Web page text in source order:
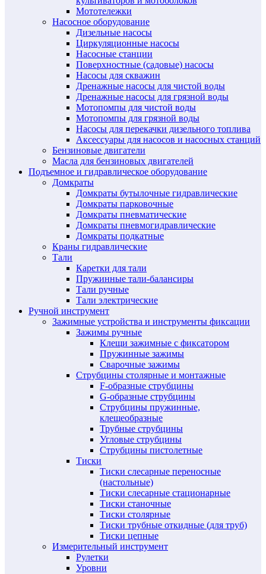
Мототележки
Насосное оборудование
Дизельные насосы
Циркуляционные насосы
Насосные станции
Поверхностные (садовые) насосы
Насосы для скважин
Дренажные насосы для чистой воды
Дренажные насосы для грязной воды
Мотопомпы для чистой воды
Мотопомпы для грязной воды
Насосы для перекачки дизельного топлива
Аксессуары для насосов и насосных станций
Бензиновые двигатели
Масла для бензиновых двигателей
Подъемное и гидравлическое оборудование
Домкраты
Домкраты бутылочные гидравлические
Домкраты парковочные
Домкраты пневматические
Домкраты пневмогидравлические
Домкраты подкатные
Краны гидравлические
Тали
Каретки для тали
Пружинные тали-балансиры
Тали ручные
Тали электрические
Ручной инструмент
Зажимные устройства и инструменты фиксации
Зажимы ручные
Клещи зажимные с фиксатором
Пружинные зажимы
Сварочные зажимы
Струбцины столярные и монтажные
F-образные струбцины
G-образные струбцины
Струбцины пружинные,
клещеобразные
Трубные струбцины
Угловые струбцины
Струбцины пистолетные
Тиски
Тиски слесарные переносные
(настольные)
Тиски слесарные стационарные
Тиски станочные
Тиски столярные
Тиски трубные откидные (для труб)
Тиски цепные
Измерительный инструмент
Рулетки
Уровни